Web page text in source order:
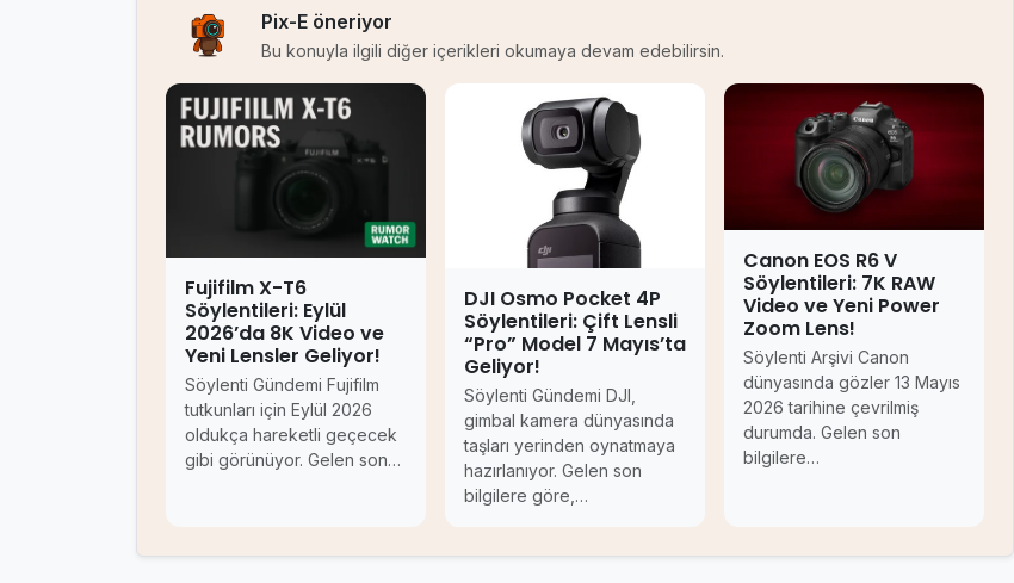
Pix-E öneriyor
Bu konuyla ilgili diğer içerikleri okumaya devam edebilirsin.
Fujifilm X-T6
Söylentileri: Eylül
2026’da 8K Video ve
Yeni Lensler Geliyor!
Söylenti Gündemi Fujifilm
tutkunları için Eylül 2026
oldukça hareketli geçecek
gibi görünüyor. Gelen son…
DJI Osmo Pocket 4P
Söylentileri: Çift Lensli
“Pro” Model 7 Mayıs’ta
Geliyor!
Söylenti Gündemi DJI,
gimbal kamera dünyasında
taşları yerinden oynatmaya
hazırlanıyor. Gelen son
bilgilere göre,…
Canon EOS R6 V
Söylentileri: 7K RAW
Video ve Yeni Power
Zoom Lens!
Söylenti Arşivi Canon
dünyasında gözler 13 Mayıs
2026 tarihine çevrilmiş
durumda. Gelen son
bilgilere…